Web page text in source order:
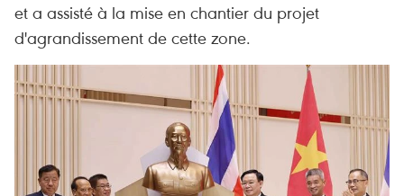
et a assisté à la mise en chantier du projet
d'agrandissement de cette zone.